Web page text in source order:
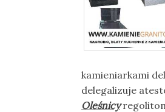
kamieniarkami
delegalizuje
Oleśnicy